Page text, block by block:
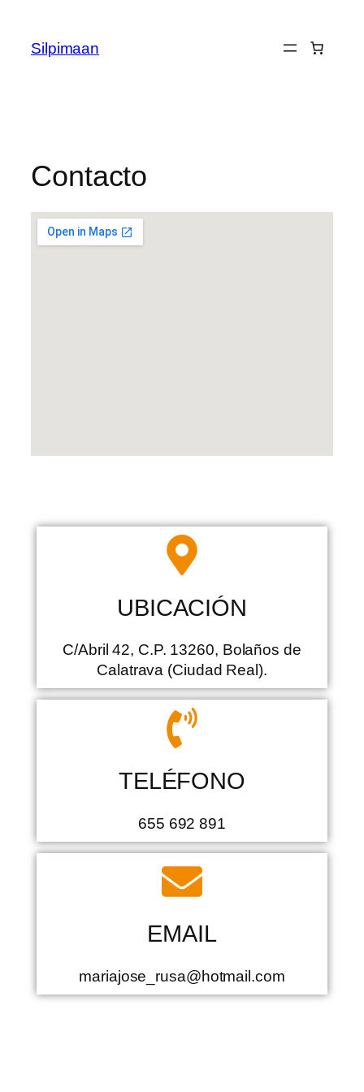
Silpimaan
Contacto
UBICACIÓN
C/Abril 42, C.P. 13260, Bolaños de
Calatrava (Ciudad Real).
TELÉFONO
655 692 891
EMAIL
mariajose_rusa@hotmail.com